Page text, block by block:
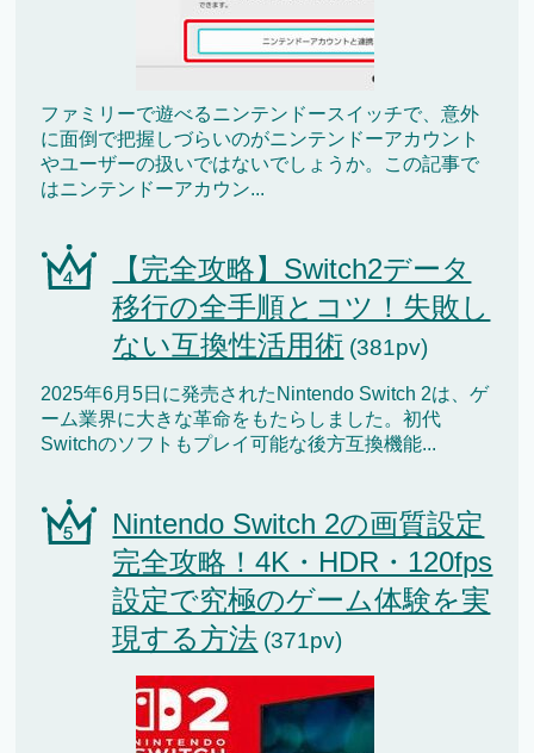
ファミリーで遊べるニンテンドースイッチで、意外
に面倒で把握しづらいのがニンテンドーアカウント
やユーザーの扱いではないでしょうか。この記事で
はニンテンドーアカウン...
【完全攻略】Switch2データ
移行の全手順とコツ！失敗し
ない互換性活用術 (381pv)
2025年6月5日に発売されたNintendo Switch 2は、ゲ
ーム業界に大きな革命をもたらしました。初代
Switchのソフトもプレイ可能な後方互換機能...
Nintendo Switch 2の画質設定
完全攻略！4K・HDR・120fps
設定で究極のゲーム体験を実
現する方法 (371pv)